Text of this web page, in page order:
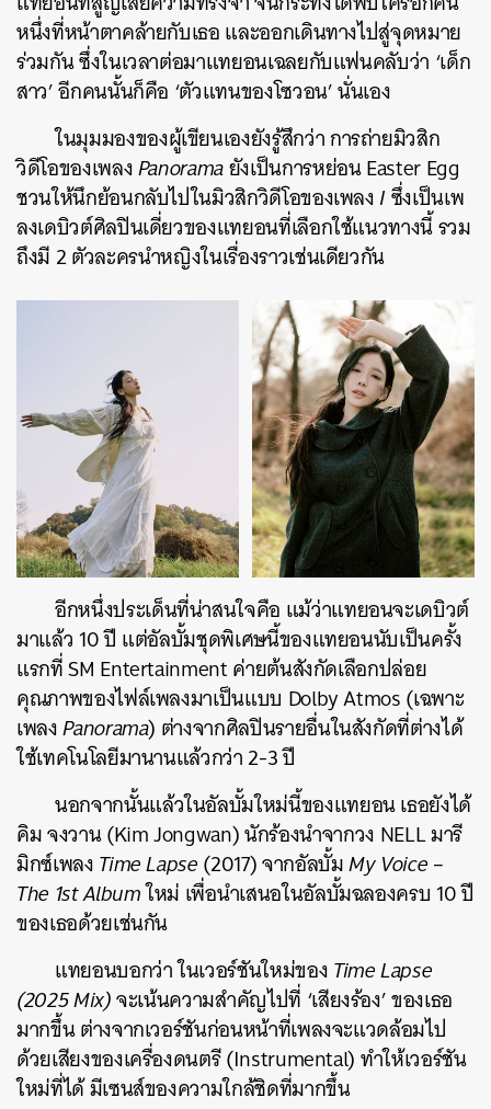
หนึ่งที่หน้าตาคล้ายกับเธอ และออกเดินทางไปสู่จุดหมาย
ร่วมกัน ซึ่งในเวลาต่อมาแทยอนเฉลยกับแฟนคลับว่า ‘เด็ก
สาว’ อีกคนนั้นก็คือ ‘ตัวแทนของโซวอน’ นั่นเอง
ในมุมมองของผู้เขียนเองยังรู้สึกว่า การถ่ายมิวสิก
วิดีโอของเพลงPanoramaยังเป็นการหย่อน Easter Egg
ชวนให้นึกย้อนกลับไปในมิวสิกวิดีโอของเพลงIซึ่งเป็นเพ
ลงเดบิวต์ศิลปินเดี่ยวของแทยอนที่เลือกใช้แนวทางนี้ รวม
ถึงมี 2 ตัวละครนำหญิงในเรื่องราวเช่นเดียวกัน
อีกหนึ่งประเด็นที่น่าสนใจคือ แม้ว่าแทยอนจะเดบิวต์
มาแล้ว 10 ปี แต่อัลบั้มชุดพิเศษนี้ของแทยอนนับเป็นครั้ง
แรกที่ SM Entertainment ค่ายต้นสังกัดเลือกปล่อย
คุณภาพของไฟล์เพลงมาเป็นแบบ Dolby Atmos (เฉพาะ
เพลงPanorama) ต่างจากศิลปินรายอื่นในสังกัดที่ต่างได้
ใช้เทคโนโลยีมานานแล้วกว่า 2-3 ปี
นอกจากนั้นแล้วในอัลบั้มใหม่นี้ของแทยอน เธอยังได้
คิม จงวาน (Kim Jongwan) นักร้องนำจากวง NELL มารี
มิกซ์เพลงTime Lapse(2017) จากอัลบั้มMy Voice –
The 1st Albumใหม่ เพื่อนำเสนอในอัลบั้มฉลองครบ 10 ปี
ของเธอด้วยเช่นกัน
แทยอนบอกว่า ในเวอร์ชันใหม่ของTime Lapse
(2025 Mix)จะเน้นความสำคัญไปที่ ‘เสียงร้อง’ ของเธอ
มากขึ้น ต่างจากเวอร์ชันก่อนหน้าที่เพลงจะแวดล้อมไป
ด้วยเสียงของเครื่องดนตรี (Instrumental) ทำให้เวอร์ชัน
ใหม่ที่ได้ มีเซนส์ของความใกล้ชิดที่มากขึ้น
ค้นหา
SHARE TWEET LINE EMAIL